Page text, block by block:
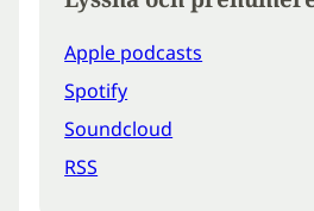
Apple podcasts
Spotify
Soundcloud
RSS